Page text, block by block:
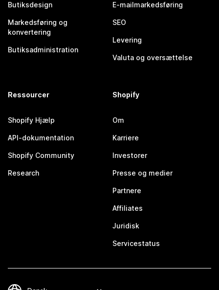
Butiksdesign
Markedsføring og
konvertering
Butiksadministration
E-mailmarkedsføring
SEO
Levering
Valuta og oversættelse
Ressourcer
Shopify Hjælp
API-dokumentation
Shopify Community
Research
Shopify
Om
Karriere
Investorer
Presse og medier
Partnere
Affiliates
Juridisk
Servicestatus